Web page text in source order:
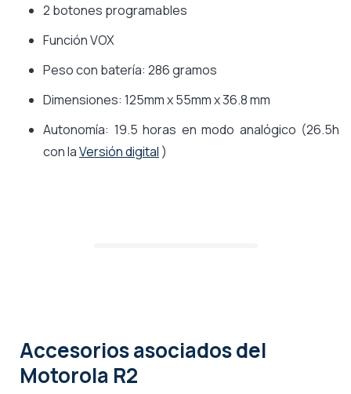
2 botones programables
Función VOX
Peso con batería: 286 gramos
Dimensiones: 125mm x 55mm x 36.8 mm
Autonomía: 19.5 horas en modo analógico (26.5h
con laVersión digital )
Accesorios asociadosdel
Motorola R2